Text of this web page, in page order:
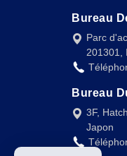
Bureau
Parc
201301,
Bureau
3F,
Japon